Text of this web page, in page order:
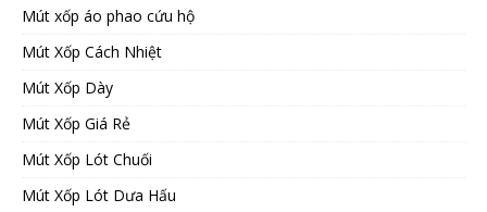
Mút xốp áo phao cứu hộ
Mút Xốp Cách Nhiệt
Mút Xốp Dày
Mút Xốp Giá Rẻ
Mút Xốp Lót Chuối
Mút Xốp Lót Dưa Hấu